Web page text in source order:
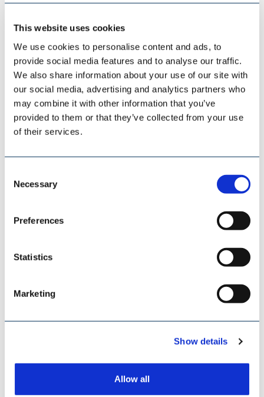
This website uses cookies
We use cookies to personalise content and ads, to
provide social media features and to analyse our traffic.
We also share information about your use of our site with
our social media, advertising and analytics partners who
may combine it with other information that you’ve
provided to them or that they’ve collected from your use
of their services.
Selection
Necessary
Preferences
Statistics
Marketing
Show details
Allow all
SAMSON MATERIALS HANDLING
ESI EUROSILO